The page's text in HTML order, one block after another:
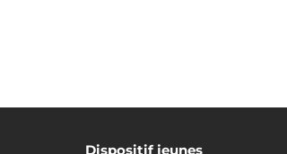
Dispositif jeunes